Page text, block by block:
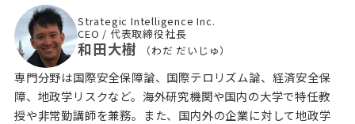
Strategic Intelligence Inc.
CEO / 代表取締役社長
和田大樹 （わだ だいじゅ）
専門分野は国際安全保障論、国際テロリズム論、経済安全保
障、地政学リスクなど。海外研究機関や国内の大学で特任教
授や非常勤講師を兼務。また、国内外の企業に対して地政学